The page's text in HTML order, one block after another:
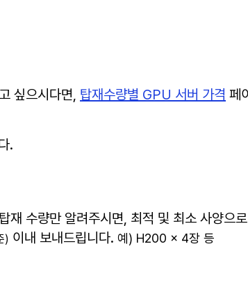
싶으시다면, 탑재수량별 GPU 서버 가격 페
.
수량만 알려주시면, 최적 및 최소 사양으
) 이내 보내드립니다. 예) H200 x 4장 등